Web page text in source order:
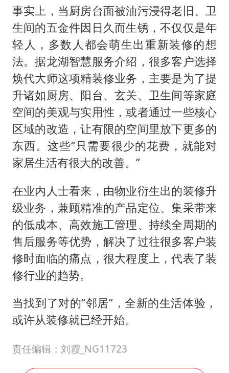
事实上，当厨房台面被油污浸得老旧、卫
生间的五金件因日久而生锈，不仅仅是年
轻人，多数人都会萌生出重新装修的想
法。据龙湖智慧服务介绍，很多客户选择
焕代大师这项精装修业务，主要是为了提
升诸如厨房、阳台、玄关、卫生间等家庭
空间的美观与实用性，或者通过一些核心
区域的改造，让有限的空间里放下更多的
东西。这些“只需要很少的花费，就能对
家居生活有很大的改善。”
在业内人士看来，由物业衍生出的装修升
级业务，兼顾精准的产品定位、集采带来
的低成本、高效施工管理、持续全周期的
售后服务等优势，解决了过往很多客户装
修时面临的痛点，很大程度上，代表了装
修行业的趋势。
当找到了对的“邻居”，全新的生活体验，
或许从装修就已经开始。
责任编辑：刘霞_NG11723